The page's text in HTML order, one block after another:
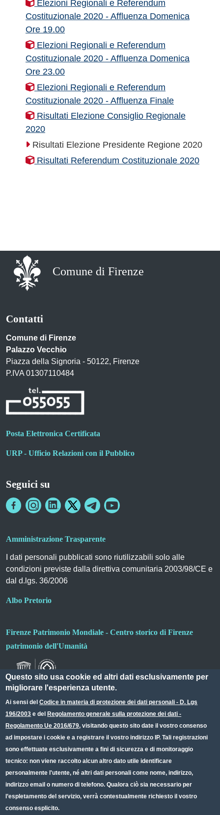
Elezioni Regionali e Referendum
Costituzionale 2020 - Affluenza Domenica
Ore 19.00
Elezioni Regionali e Referendum
Costituzionale 2020 - Affluenza Domenica
Ore 23.00
Elezioni Regionali e Referendum
Costituzionale 2020 - Affluenza Finale
Risultati Elezione Consiglio Regionale
2020
Risultati Elezione Presidente Regione 2020
Risultati Referendum Costituzionale 2020
Comune di Firenze
Contatti
Comune di Firenze
Palazzo Vecchio
Piazza della Signoria - 50122, Firenze
P.IVA 01307110484
Posta Elettronica Certificata
URP - Ufficio Relazioni con il Pubblico
Seguici su
Amministrazione Trasparente
I dati personali pubblicati sono riutilizzabili solo alle
condizioni previste dalla direttiva comunitaria 2003/98/CE e
dal d.lgs. 36/2006
Albo Pretorio
Firenze Patrimonio Mondiale - Centro storico di Firenze
patrimonio dell'Umanità
Small prints
Useful links section
Redazione web
Privacy
Note legali
Dichiarazione Accessibilità
CC BY 4.0 IT
Questo sito usa cookie ed altri dati esclusivamente per
migliorare l'esperienza utente.
Ai sensi delCodice in materia di protezione dei dati personali - D. Lgs
196/2003 e del Regolamento generale sulla protezione dei dati -
Regolamento Ue 2016/679, visitando questo sito date il vostro consenso
ad impostare i cookie e a registrare il vostro indirizzo IP. Tali registrazioni
sono effettuate esclusivamente a fini di sicurezza e di monitoraggio
tecnico: non viene raccolto alcun altro dato utile identificare
personalmente l'utente, né altri dati personali come nome, indirizzo,
indirizzo email o numero di telefono. Qualora ciò sia necessario per
l’espletamento del servizio, verrà contestualmente richiesto il vostro
consenso esplicito.